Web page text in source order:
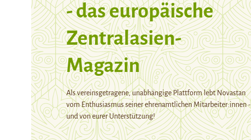
- das europäische
Zentralasien-
Magazin
Als vereinsgetragene, unabhängige Plattform lebt Novastan
vom Enthusiasmus seiner ehrenamtlichen Mitarbeiter:innen -
und von eurer Unterstützung!